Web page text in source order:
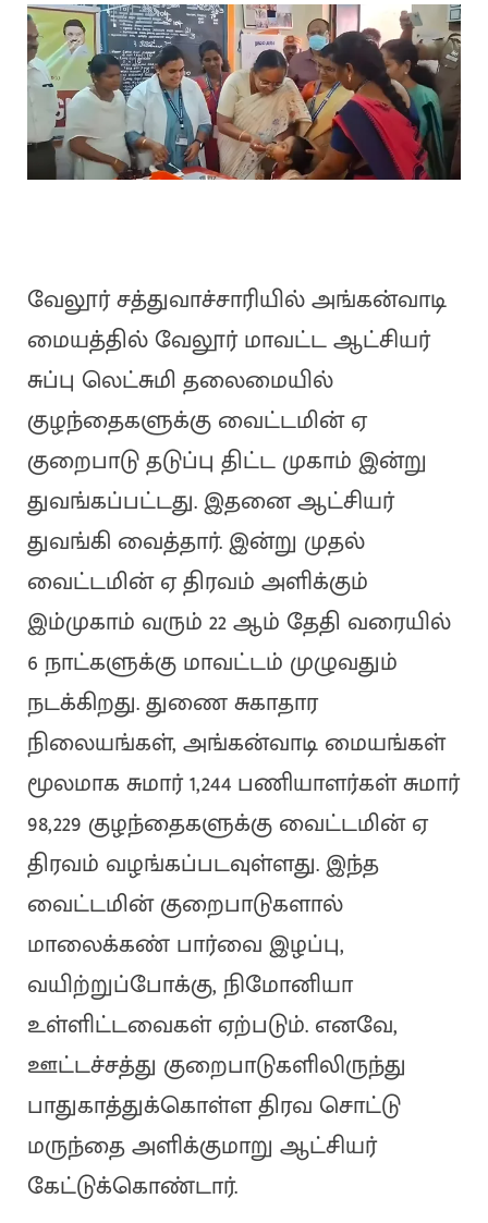
வேலூர் சத்துவாச்சாரியில் அங்கன்வாடி
மையத்தில் வேலூர் மாவட்ட ஆட்சியர்
சுப்பு லெட்சுமி தலைமையில்
குழந்தைகளுக்கு வைட்டமின் ஏ
குறைபாடு தடுப்பு திட்ட முகாம் இன்று
துவங்கப்பட்டது. இதனை ஆட்சியர்
துவங்கி வைத்தார். இன்று முதல்
வைட்டமின் ஏ திரவம் அளிக்கும்
இம்முகாம் வரும் 22 ஆம் தேதி வரையில்
6 நாட்களுக்கு மாவட்டம் முழுவதும்
நடக்கிறது. துணை சுகாதார
நிலையங்கள், அங்கன்வாடி மையங்கள்
மூலமாக சுமார் 1,244 பணியாளர்கள் சுமார்
98,229 குழந்தைகளுக்கு வைட்டமின் ஏ
திரவம் வழங்கப்படவுள்ளது. இந்த
வைட்டமின் குறைபாடுகளால்
மாலைக்கண் பார்வை இழப்பு,
வயிற்றுப்போக்கு, நிமோனியா
உள்ளிட்டவைகள் ஏற்படும். எனவே,
ஊட்டச்சத்து குறைபாடுகளிலிருந்து
பாதுகாத்துக்கொள்ள திரவ சொட்டு
மருந்தை அளிக்குமாறு ஆட்சியர்
கேட்டுக்கொண்டார்.